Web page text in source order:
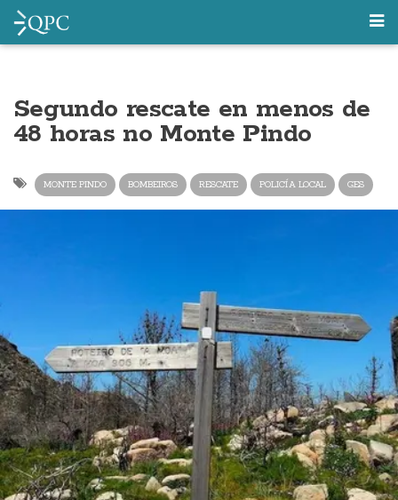
Segundo rescate en menos de
48 horas no Monte Pindo
MONTE PINDO BOMBEIROS RESCATE POLICÍA LOCAL GES